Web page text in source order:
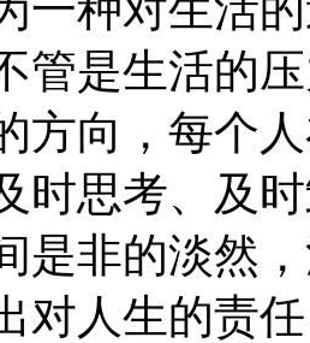
管是生活的
方向，每个
时思考、及
是非的淡然
对人生的责